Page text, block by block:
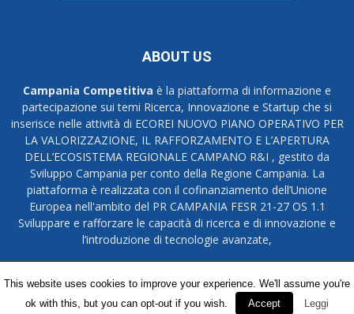
ABOUT US
Campania Competitiva è la piattaforma di informazione e
partecipazione sui temi Ricerca, Innovazione e Startup che si
inserisce nelle attività di ECOREI NUOVO PIANO OPERATIVO PER
LA VALORIZZAZIONE, IL RAFFORZAMENTO E L’APERTURA
DELL’ECOSISTEMA REGIONALE CAMPANO R&I , gestito da
Sviluppo Campania per conto della Regione Campania. La
piattaforma è realizzata con il cofinanziamento dell’Unione
Europea nell'ambito del PR CAMPANIA FESR 21-27 OS 1.1
Sviluppare e rafforzare le capacità di ricerca e di innovazione e
l’introduzione di tecnologie avanzate,
Credits
Privacy Policy
© Campania Competitiva 2015-2026
This website uses cookies to improve your experience. We'll assume you're
ok with this, but you can opt-out if you wish.
Accept Leggi